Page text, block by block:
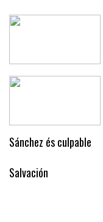
Sánchez és culpable
Salvación